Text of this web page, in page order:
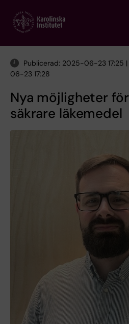
main
Publicerad: 2025-06-23 17:25
06-23 17:28
Nya möjligheter
säkrare läkemedel